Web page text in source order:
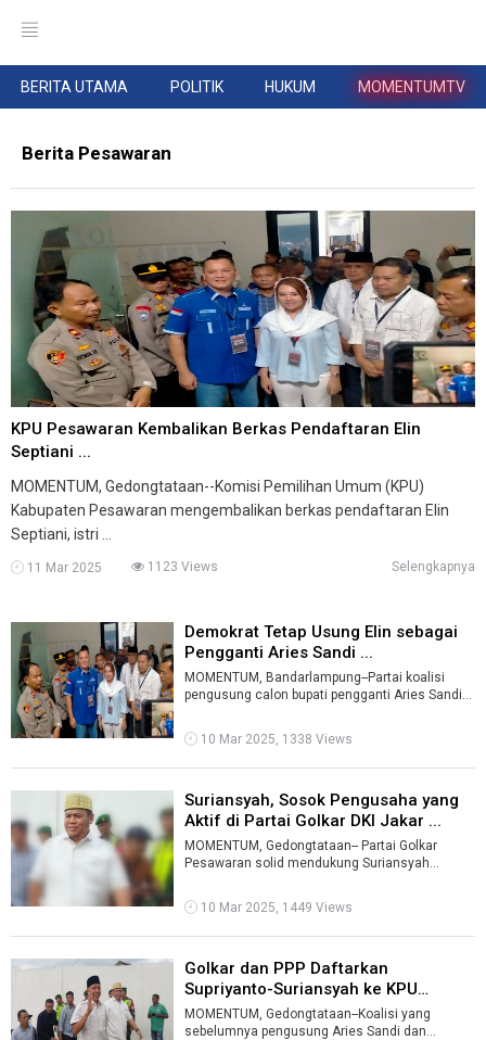
BERITA UTAMA POLITIK HUKUM MOMENTUMTV
Berita Pesawaran
KPU Pesawaran Kembalikan Berkas Pendaftaran Elin
Septiani ...
MOMENTUM, Gedongtataan--Komisi Pemilihan Umum (KPU)
Kabupaten Pesawaran mengembalikan berkas pendaftaran Elin
Septiani, istri ...
11 Mar 2025 1123 Views Selengkapnya
Demokrat Tetap Usung Elin sebagai
Pengganti Aries Sandi ...
MOMENTUM, Bandarlampung--Partai koalisi
pengusung calon bupati pengganti Aries Sandi
10 Mar 2025, 1338 Views
Suriansyah, Sosok Pengusaha yang
Aktif di Partai Golkar DKI Jakar ...
MOMENTUM, Gedongtataan-- Partai Golkar
Pesawaran solid mendukung Suriansyah
Su ...
10 Mar 2025, 1449 Views
Golkar dan PPP Daftarkan
Supriyanto-Suriansyah ke KPU
Pesawaran ...
MOMENTUM, Gedongtataan--Koalisi yang
sebelumnya pengusung Aries Sandi dan